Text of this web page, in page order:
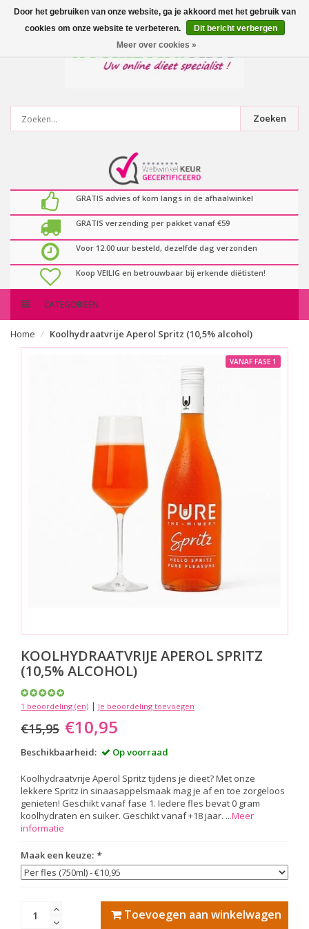
0artikelen
Zoeken
GRATIS advies of kom langs in de afhaalwinkel
GRATIS verzending per pakket vanaf €59
Voor 12.00 uur besteld, dezelfde dag verzonden
Koop VEILIG en betrouwbaar bij erkende diëtisten!
CATEGORIEËN
Home Koolhydraatvrije Aperol Spritz (10,5% alcohol)
VANAF FASE 1
KOOLHYDRAATVRIJE APEROL SPRITZ
(10,5% ALCOHOL)
1 beoordeling (en) | Je beoordeling toevoegen
€15,95 €10,95
Beschikbaarheid: Op voorraad
Koolhydraatvrije Aperol Spritz tijdens je dieet? Met onze
lekkere Spritz in sinaasappelsmaak mag je af en toe zorgeloos
genieten! Geschikt vanaf fase 1. Iedere fles bevat 0 gram
koolhydraten en suiker. Geschikt vanaf +18 jaar. ...Meer
informatie
Maak een keuze: *
Toevoegen aan winkelwagen
Door het gebruiken van onze website, ga je akkoord met het gebruik van
cookies om onze website te verbeteren.
Dit bericht verbergen
Meer over cookies »